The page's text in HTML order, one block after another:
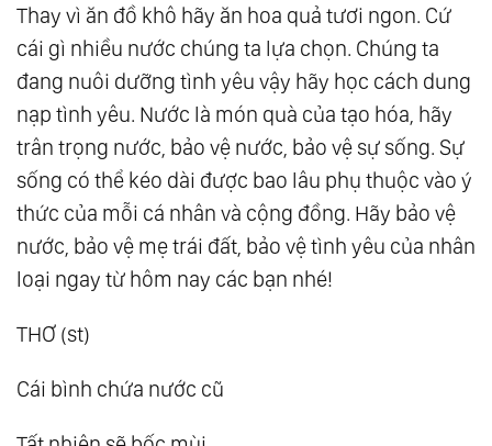
157. Thức Tỉnh
158.Bí Mật Của Cái Chết
159.Hành Trình Chữa Lành
160. Bóng Tối - Chỉ Là Một Dạng Khác Của
Ánh Sáng
161. Khi Lòng Người Đủ Bao Dung
162. Phiền Não Tức Bồ Đề
163.
Tự Do Là Khi Chẳng Cần Phải Là Gì Cả
Tính
Chánh - Là Khi Thế Giới Xích Lại Gần
Thay vì ăn đồ khô hãy ăn hoa quả tươi ngon. Cứ
cái gì nhiều nước chúng ta lựa chọn. Chúng ta
đang nuôi dưỡng tình yêu vậy hãy học cách dung
nạp tình yêu. Nước là món quà của tạo hóa, hãy
trân trọng nước, bảo vệ nước, bảo vệ sự sống. Sự
sống có thể kéo dài được bao lâu phụ thuộc vào ý
thức của mỗi cá nhân và cộng đồng. Hãy bảo vệ
nước, bảo vệ mẹ trái đất, bảo vệ tình yêu của nhân
loại ngay từ hôm nay các bạn nhé!
THƠ (st)
Cái bình chứa nước cũ